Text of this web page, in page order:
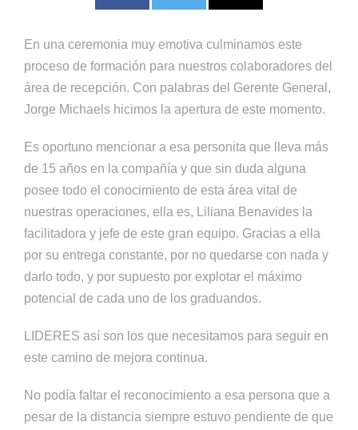
En una ceremonia muy emotiva culminamos este
proceso de formación para nuestros colaboradores del
área de recepción. Con palabras del Gerente General,
Jorge Michaels hicimos la apertura de este momento.
Es oportuno mencionar a esa personita que lleva más
de 15 años en la compañía y que sin duda alguna
posee todo el conocimiento de esta área vital de
nuestras operaciones, ella es, Liliana Benavides la
facilitadora y jefe de este gran equipo. Gracias a ella
por su entrega constante, por no quedarse con nada y
darlo todo, y por supuesto por explotar el máximo
potencial de cada uno de los graduandos.
LIDERES así son los que necesitamos para seguir en
este camino de mejora continua.
No podía faltar el reconocimiento a esa persona que a
pesar de la distancia siempre estuvo pendiente de que